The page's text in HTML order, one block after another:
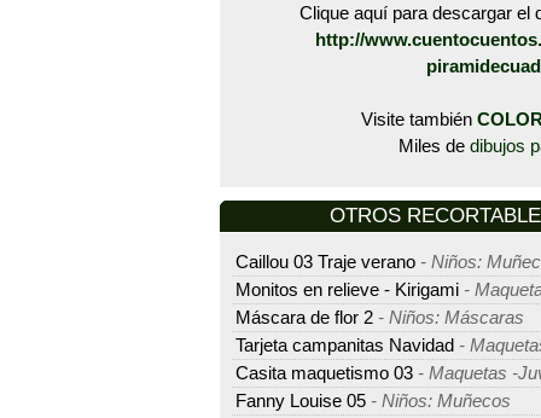
Clique aquí para descargar el
http://
Visite también
Miles de dibujos
OTROS
Caillou 03 Traje verano - Niños:
Monitos en relieve - Kirigami -
Máscara de flor 2 - Niños: Máscaras
Tarjeta campanitas Navidad -
Casita maquetismo 03 - Maquetas -
Fanny Louise 05 - Niños: Muñecos